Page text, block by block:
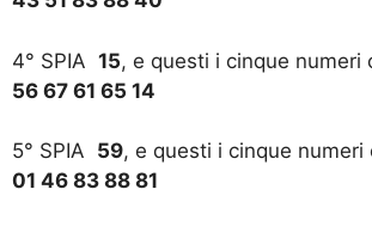
4° SPIA 15, e questi i cinque numeri
56 67 61 65 14
5° SPIA 59, e questi i cinque numeri
01 46 83 88 81